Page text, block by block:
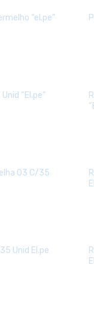
“el.pe”
“El.pe”
03 C/35
Unid El.pe